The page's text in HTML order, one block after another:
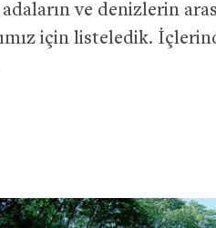
ve denizlerin
için listeledik.